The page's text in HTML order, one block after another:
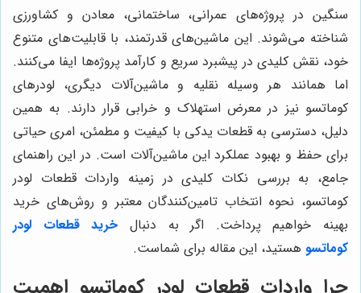
سنگین در پروژه‌های عمرانی، ساختمانی، معادن و کشاورزی
شناخته می‌شوند. این ماشین‌های قدرتمند، با قابلیت‌های متنوع
خود، نقش کلیدی در پیشبرد سریع و کارآمد پروژه‌ها ایفا می‌کنند.
اما همانند هر وسیله نقلیه و ماشین‌آلات دیگری، لودرهای
کوماتسو نیز در معرض استهلاک و خرابی قرار دارند. به همین
دلیل، دسترسی به قطعات یدکی با کیفیت و مطمئن، امری حیاتی
برای حفظ و بهبود عملکرد این ماشین‌آلات است. در این راهنمای
جامع، به بررسی نکات کلیدی در زمینه واردات قطعات لودر
کوماتسو، نحوه انتخاب تامین‌کنندگان معتبر و روش‌های خرید
بهینه خواهیم پرداخت. اگر به دنبال خرید قطعات لودر
کوماتسو هستید، این مقاله برای شماست.